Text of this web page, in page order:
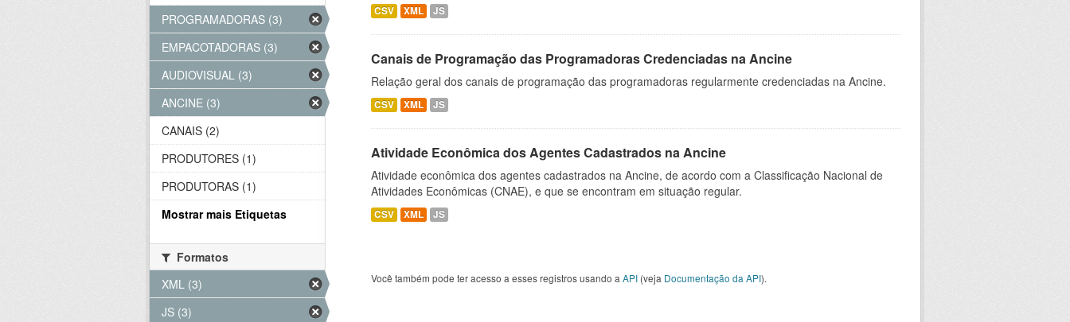
CSV XML JS
Canais de Programação das Programadoras Credenciadas na Ancine
Relação geral dos canais de programação das programadoras regularmente credenciadas na Ancine.
CSV XML JS
Atividade Econômica dos Agentes Cadastrados na Ancine
Atividade econômica dos agentes cadastrados na Ancine, de acordo com a Classificação Nacional de
Atividades Econômicas (CNAE), e que se encontram em situação regular.
CSV XML JS
Você também pode ter acesso a esses registros usando a API (veja Documentação da API).
PROGRAMADORAS (3)
EMPACOTADORAS (3)
AUDIOVISUAL (3)
ANCINE (3)
CANAIS (2)
PRODUTORES (1)
PRODUTORAS (1)
Mostrar mais Etiquetas
Formatos
XML (3)
JS (3)